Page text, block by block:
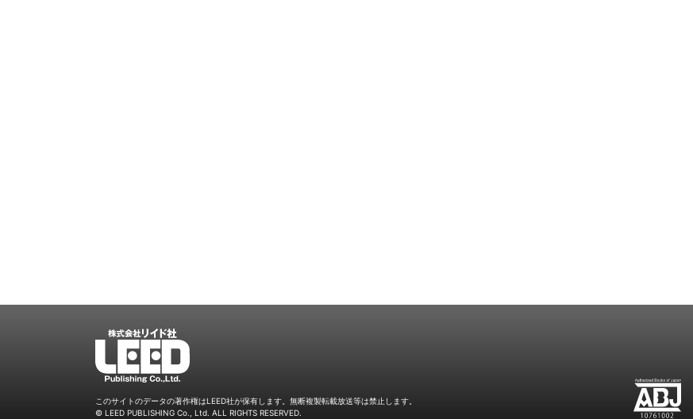
LEED
このサイトのデータの著作権はLEED社が保有します。 無断複製転載放送等は禁止します。
© LEED PUBLISHING Co., Ltd. ALL RIGHTS RESERVED.